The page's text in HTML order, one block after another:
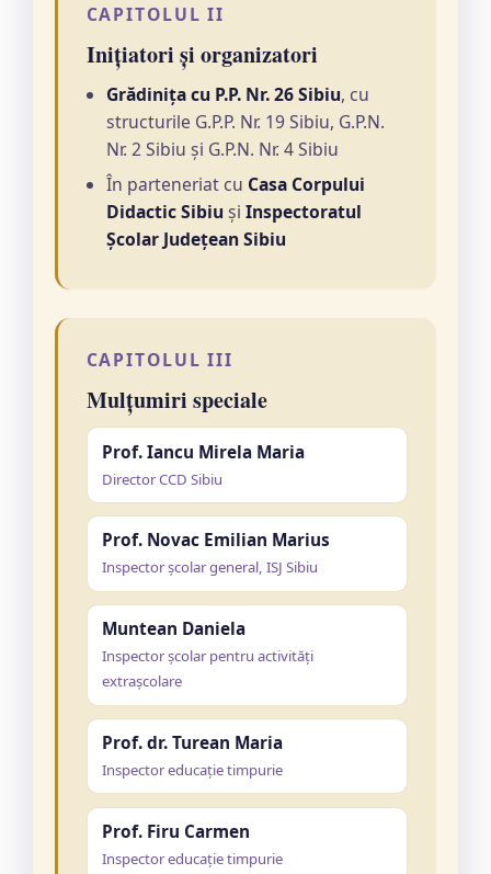
CAPITOLUL II
Inițiatori și organizatori
Grădinița cu P.P. Nr. 26 Sibiu, cu
structurile G.P.P. Nr. 19 Sibiu, G.P.N.
Nr. 2 Sibiu și G.P.N. Nr. 4 Sibiu
În parteneriat cu Casa Corpului
Didactic Sibiu și Inspectoratul
Școlar Județean Sibiu
CAPITOLUL III
Mulțumiri speciale
Prof. Iancu Mirela Maria
Director CCD Sibiu
Prof. Novac Emilian Marius
Inspector școlar general, ISJ Sibiu
Muntean Daniela
Inspector școlar pentru activități
extrașcolare
Prof. dr. Turean Maria
Inspector educație timpurie
Prof. Firu Carmen
Inspector educație timpurie